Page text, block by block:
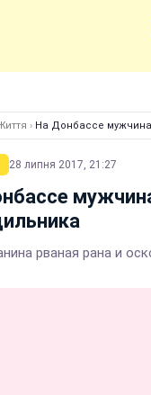
› На Донбассе
28 липня 2017, 21:27
рваная рана и